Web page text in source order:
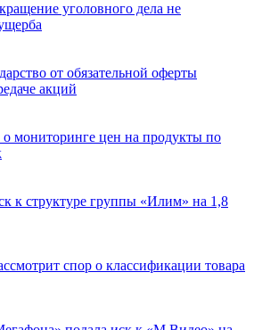
уголовного дела не
от обязательной оферты
акций
мониторинге цен на продукты по
к структуре группы «Илим» на 1,8
спор о классификации товара